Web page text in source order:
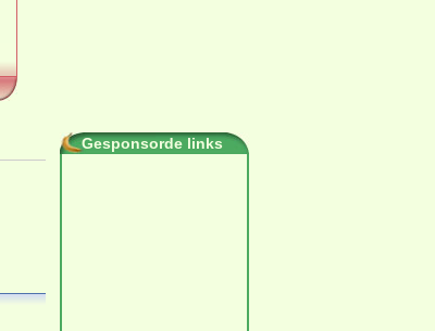
Gesponsorde links